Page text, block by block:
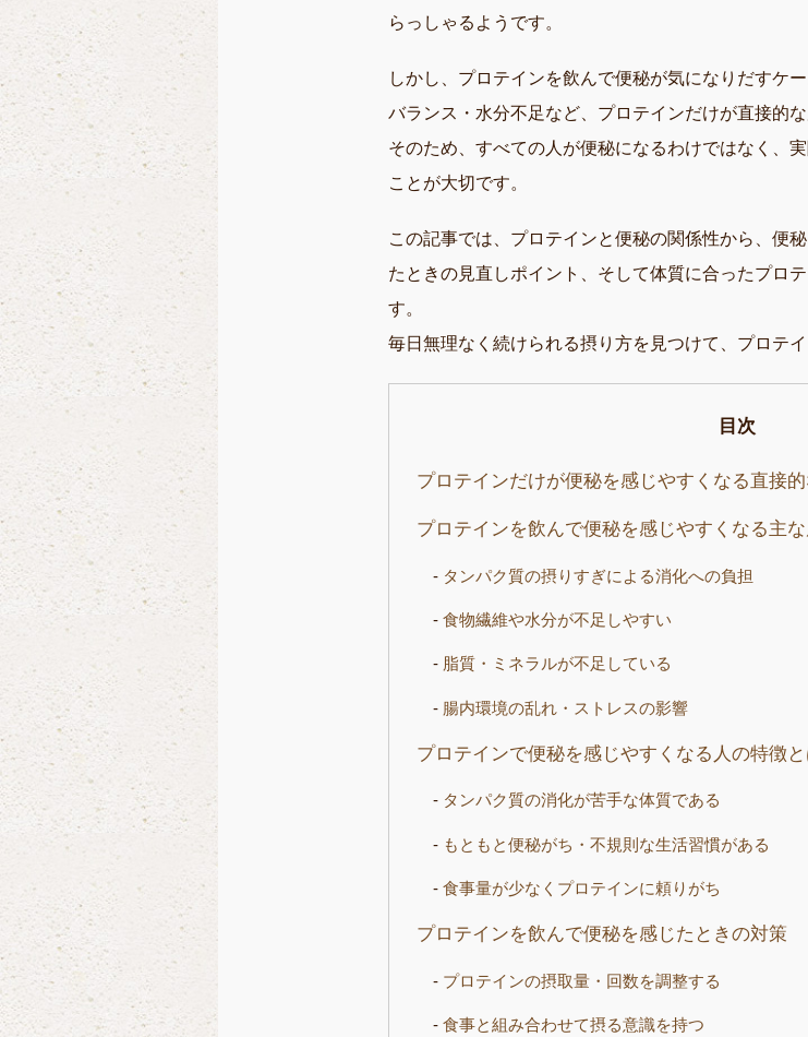
らっしゃるようです。
しかし、プロテインを飲んで便秘が気になりだすケ
バランス・水分不足など、プロテインだけが直接的
そのため、すべての人が便秘になるわけではなく、
ことが大切です。
この記事では、プロテインと便秘の関係性から、便
たときの見直しポイント、そして体質に合ったプロ
す。
毎日無理なく続けられる摂り方を見つけて、プロテ
目次
プロテインだけが便秘を感じやすくなる直接
プロテインを飲んで便秘を感じやすくなる主な
タンパク質の摂りすぎによる消化への負担
食物繊維や水分が不足しやすい
脂質・ミネラルが不足している
腸内環境の乱れ・ストレスの影響
プロテインで便秘を感じやすくなる人の特徴と
タンパク質の消化が苦手な体質である
もともと便秘がち・不規則な生活習慣がある
食事量が少なくプロテインに頼りがち
プロテインを飲んで便秘を感じたときの対策
プロテインの摂取量・回数を調整する
食事と組み合わせて摂る意識を持つ